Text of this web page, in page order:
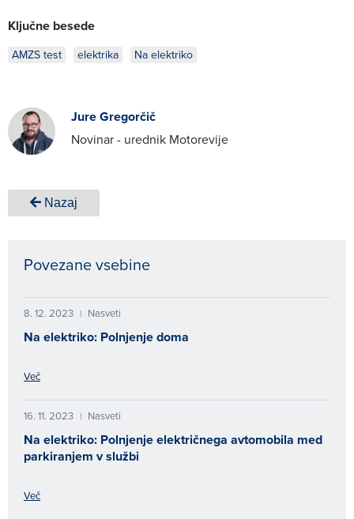
Ključne besede
AMZS test elektrika Na elektriko
Jure Gregorčič
Novinar - urednik Motorevije
Nazaj
Povezane vsebine
8. 12. 2023 | Nasveti
Na elektriko: Polnjenje doma
Več
16. 11. 2023 | Nasveti
Na elektriko: Polnjenje električnega avtomobila med
parkiranjem v službi
Več